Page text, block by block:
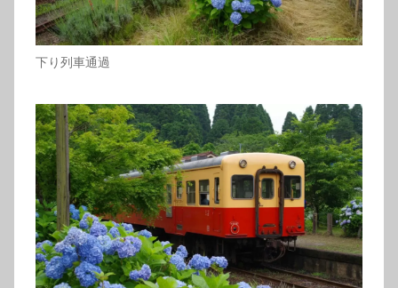
下り列車通過